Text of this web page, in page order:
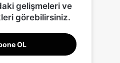
gelişmeleri ve
görebilirsiniz.
OL